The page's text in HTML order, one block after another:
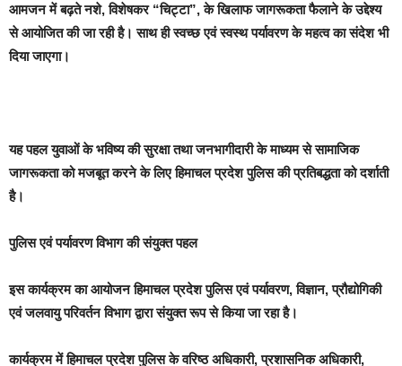
आमजन में बढ़ते नशे, विशेषकर “चिट्टा”, के खिलाफ जागरूकता फैलाने के उद्देश्य
से आयोजित की जा रही है। साथ ही स्वच्छ एवं स्वस्थ पर्यावरण के महत्व का संदेश भी
दिया जाएगा।
यह पहल युवाओं के भविष्य की सुरक्षा तथा जनभागीदारी के माध्यम से सामाजिक
जागरूकता को मजबूत करने के लिए हिमाचल प्रदेश पुलिस की प्रतिबद्धता को दर्शाती
है।
पुलिस एवं पर्यावरण विभाग की संयुक्त पहल
इस कार्यक्रम का आयोजन हिमाचल प्रदेश पुलिस एवं पर्यावरण, विज्ञान, प्रौद्योगिकी
एवं जलवायु परिवर्तन विभाग द्वारा संयुक्त रूप से किया जा रहा है।
कार्यक्रम में हिमाचल प्रदेश पुलिस के वरिष्ठ अधिकारी, प्रशासनिक अधिकारी,